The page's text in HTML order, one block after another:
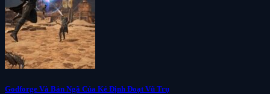
Godforge Và Bản Ngã Của Kẻ Định Đoạt Vũ Trụ